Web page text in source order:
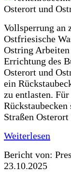
Vollsperrung an
Ostfriesische
Ostring Arbeiten
Errichtung des
Osterort und
ein
zu entlasten.
Straßen Osterort
Weiterlesen
Bericht von:
23.10.2025